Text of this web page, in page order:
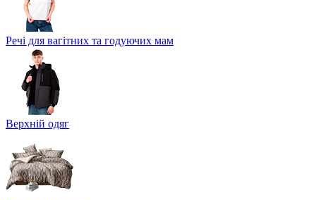
Речі для вагітних та годуючих мам
Верхній одяг